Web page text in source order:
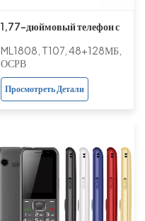
1,77-дюймовый телефон с
LTE и двумя SIM-картами
T107, 48 МБ + 128 МБ, без
камеры
ML1808, T107, 48+128МБ,
ОСРВ
Просмотреть Детали